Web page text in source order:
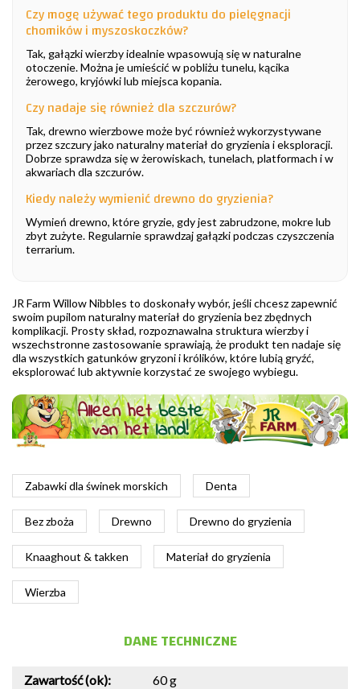
Czy mogę używać tego produktu do pielęgnacji
chomików i myszoskoczków?
Tak, gałązki wierzby idealnie wpasowują się w naturalne
otoczenie. Można je umieścić w pobliżu tunelu, kącika
żerowego, kryjówki lub miejsca kopania.
Czy nadaje się również dla szczurów?
Tak, drewno wierzbowe może być również wykorzystywane
przez szczury jako naturalny materiał do gryzienia i eksploracji.
Dobrze sprawdza się w żerowiskach, tunelach, platformach i w
akwariach dla szczurów.
Kiedy należy wymienić drewno do gryzienia?
Wymień drewno, które gryzie, gdy jest zabrudzone, mokre lub
zbyt zużyte. Regularnie sprawdzaj gałązki podczas czyszczenia
terrarium.
JR Farm Willow Nibbles to doskonały wybór, jeśli chcesz zapewnić
swoim pupilom naturalny materiał do gryzienia bez zbędnych
komplikacji. Prosty skład, rozpoznawalna struktura wierzby i
wszechstronne zastosowanie sprawiają, że produkt ten nadaje się
dla wszystkich gatunków gryzoni i królików, które lubią gryźć,
eksplorować lub aktywnie korzystać ze swojego wybiegu.
Zabawki dla świnek morskich Denta
Bez zboża Drewno Drewno do gryzienia
Knaaghout & takken Materiał do gryzienia
Wierzba
DANE TECHNICZNE
Zawartość (ok):
60 g